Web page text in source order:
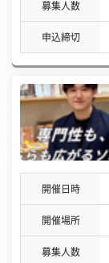
募集人数
申込締切
開催日時
開催場所
募集人数